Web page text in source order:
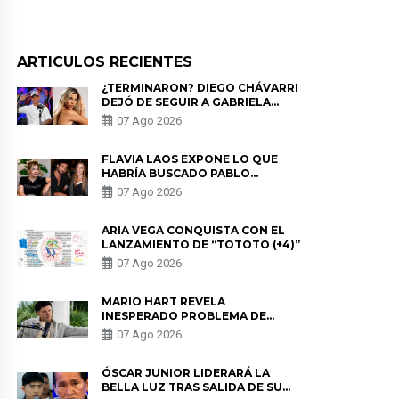
ARTICULOS RECIENTES
¿TERMINARON? DIEGO CHÁVARRI
DEJÓ DE SEGUIR A GABRIELA
HERRERA Y ANUNCIA SU SALIDA
DE PÓDCAST
07 Ago 2026
FLAVIA LAOS EXPONE LO QUE
HABRÍA BUSCADO PABLO
HEREDIA CON ALE FULLER: “UNA
DE LAS PARTES QUERÍA EL
07 Ago 2026
ARIA VEGA CONQUISTA CON EL
LANZAMIENTO DE “TOTOTO (+4)”
07 Ago 2026
MARIO HART REVELA
INESPERADO PROBLEMA DE
SALUD ANTES DE SEPARARSE DE
KORINA: “ME ENCONTRARON UN
07 Ago 2026
ÓSCAR JUNIOR LIDERARÁ LA
BELLA LUZ TRAS SALIDA DE SU